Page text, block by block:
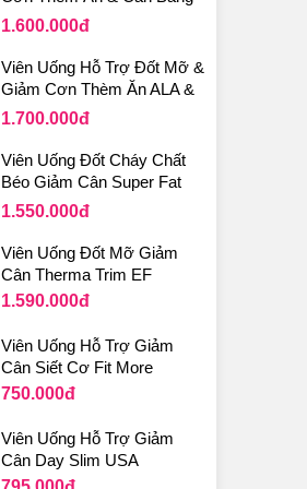
Cảm Xúc 5-HTP 100mg
1.600.000đ
Viên Uống Hỗ Trợ Đốt Mỡ &
Giảm Cơn Thèm Ăn ALA &
ALC 750mg
1.700.000đ
Viên Uống Đốt Cháy Chất
Béo Giảm Cân Super Fat
Burner
1.550.000đ
Viên Uống Đốt Mỡ Giảm
Cân Therma Trim EF
1.590.000đ
Viên Uống Hỗ Trợ Giảm
Cân Siết Cơ Fit More
750.000đ
Viên Uống Hỗ Trợ Giảm
Cân Day Slim USA